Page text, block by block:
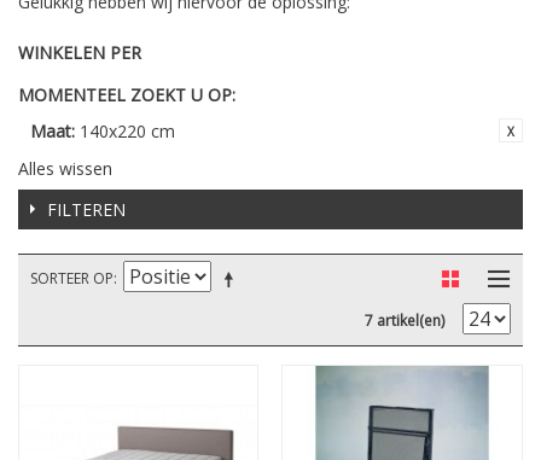
WINKELEN PER
MOMENTEEL ZOEKT U OP:
Maat: 140x220 cm
Alles wissen
FILTEREN
SORTEER OP
7 artikel(en)